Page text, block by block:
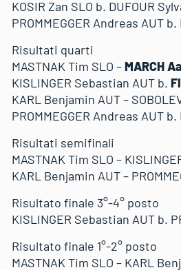
KOSIR Zan SLO b. DUFOUR
PROMMEGGER Andreas AUT
Risultati quarti
MASTNAK Tim SLO –MARCH
KISLINGER Sebastian AUT b.
KARL Benjamin AUT –
PROMMEGGER Andreas AUT
Risultati semifinali
MASTNAK Tim SLO –
KARL Benjamin AUT –
Risultato finale 3°-4° posto
KISLINGER Sebastian AUT b.
Risultato finale 1°-2° posto
MASTNAK Tim SLO – KARL